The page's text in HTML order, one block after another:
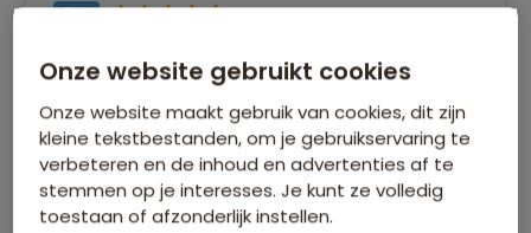
7,0 12 september 2024
“leuke reis, m.n. het deel in Georgie; Jerewan
(hoofdstad Armenie) valt wat tegen, Tbilisi
(hoofdstad Georgie) heel aantrekkelijk: leuke
vermenging oud en nieuw, kleurrijke stad; eten
zeer geslaagd; ontbijt (overal inbegrepen)
Onze website gebruikt cookies
Onze website maakt gebruik van cookies, dit zijn
kleine tekstbestanden, om je gebruikservaring te
verbeteren en de inhoud en advertenties af te
stemmen op je interesses. Je kunt ze volledig
toestaan of afzonderlijk instellen.